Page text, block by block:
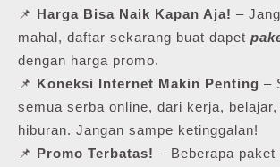
📌 Harga Bisa Naik Kapan Aja! –
mahal, daftar sekarang buat dapet
dengan harga promo.
📌 Koneksi Internet Makin Penting –
semua serba online, dari kerja, belajar,
hiburan. Jangan sampe ketinggalan!
📌 Promo Terbatas! – Beberapa